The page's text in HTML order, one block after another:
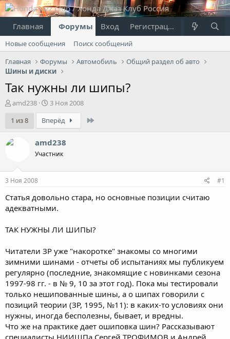
Главная Форумы Что нового?
Вход Регистрация
Новые сообщения
Поиск сообщений
Главная
Форумы Автомобиль
Общий раздел об авто
Шины и диски
Так нужны ли шипы?
А
т
о
р
т
ы
amd238
Д
а
т
а
н
а
ч
3 Ноя 2008
1 из 8
Вперёд
amd238
Участник
3 Ноя 2008 #1
Статья довольно стара, но основные позиции считаю
адекватными.
ТАК НУЖНЫ ЛИ ШИПЫ?
Читатели ЗР уже "накоротке" знакомы со многими
зимними шинами - отчеты об испытаниях мы публикуем
регулярно (последние, знакомящие с новинками сезона
1997-98 гг. - в № 9, 10 за этот год). Пока мы тестировали
только нешипованные шины, а о шипах говорили с
позиций теории (ЗР, 1995, №11): в каких-то условиях они
нужны, иногда бесполезны, бывает, и вредны.
Что же на практике дает ошиповка шин? Рассказывают
специалисты НИИШПа Сергей ТРОФИМОВ и Андрей